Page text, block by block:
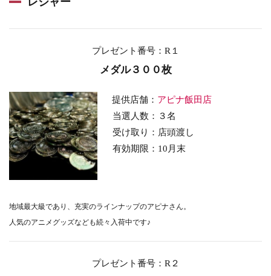
プレゼント番号：R１
メダル３００枚
提供店舗： アピナ飯田店
当選人数：３名
受け取り：店頭渡し
有効期限：10 月末
地域最大級であり、 充実のラインナップのアピナさん。
人気のアニメグッズなども続々入荷中です♪
プレゼント番号：R２